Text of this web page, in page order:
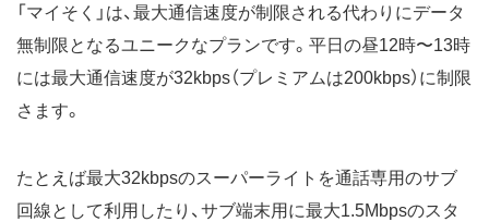
「マイそく」は、最大通信速度が制限される代わりにデータ
無制限となるユニークなプランです。平日の昼12時〜13時
には最大通信速度が32kbps（プレミアムは200kbps）に制限
さます。
たとえば最大32kbpsのスーパーライトを通話専用のサブ
回線として利用したり、サブ端末用に最大1.5Mbpsのスタ